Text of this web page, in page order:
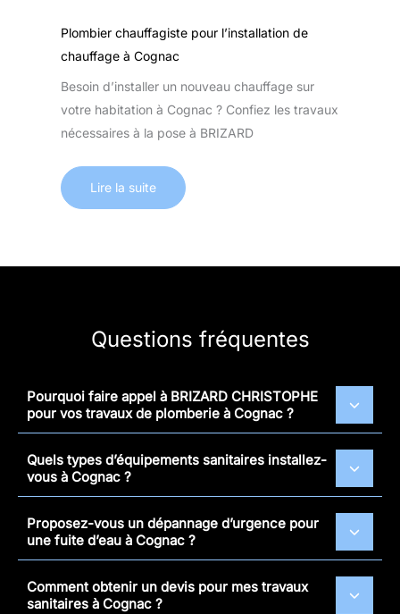
Plombier chauffagiste pour l’installation de
chauffage à Cognac
Besoin d’installer un nouveau chauffage sur
votre habitation à Cognac ? Confiez les travaux
nécessaires à la pose à BRIZARD
Lire la suite
Questions fréquentes
Pourquoi faire appel à BRIZARD CHRISTOPHE
pour vos travaux de plomberie à Cognac ?
Quels types d’équipements sanitaires installez-
vous à Cognac ?
Proposez-vous un dépannage d’urgence pour
une fuite d’eau à Cognac ?
Comment obtenir un devis pour mes travaux
sanitaires à Cognac ?